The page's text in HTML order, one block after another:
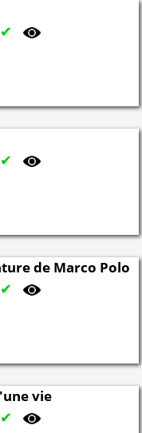
✔
✔
de Marco Polo
✔
vie
✔